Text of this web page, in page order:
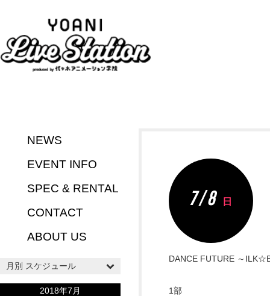
NEWS
EVENT INFO
SPEC & RENTAL
CONTACT
ABOUT US
月別 スケジュール
2018年7月
7 / 8 日
DANCE FUTURE ～
1部